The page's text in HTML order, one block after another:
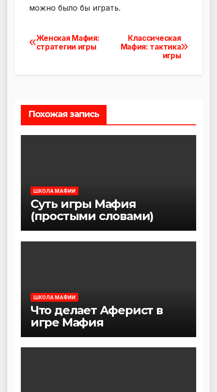
можно было бы играть.
Навигация
Классическая
Мафия: тактика
игры
Женская Мафия:
стратегии игры
Похожая запись
ШКОЛА МАФИИ
Суть игры Мафия
(простыми словами)
ШКОЛА МАФИИ
Что делает Аферист в
игре Мафия